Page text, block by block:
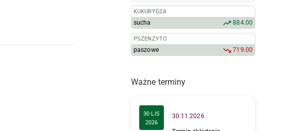
KUKURYDZA
sucha 884.00
PSZENŻYTO
paszowe 719.00
Ważne terminy
30 LIS
2026
30.11.2026